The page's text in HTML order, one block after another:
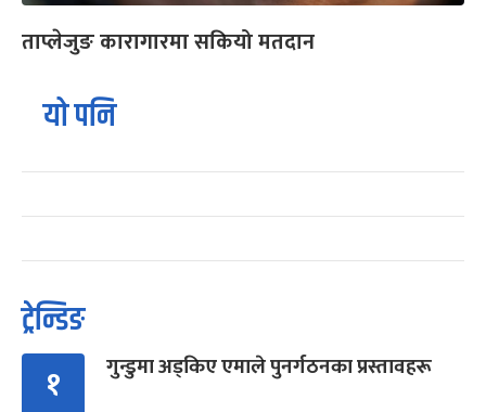
ताप्लेजुङ कारागारमा सकियो मतदान
यो पनि
ट्रेन्डिङ
१ गुन्डुमा अड्किए एमाले पुनर्गठनका प्रस्तावहरू